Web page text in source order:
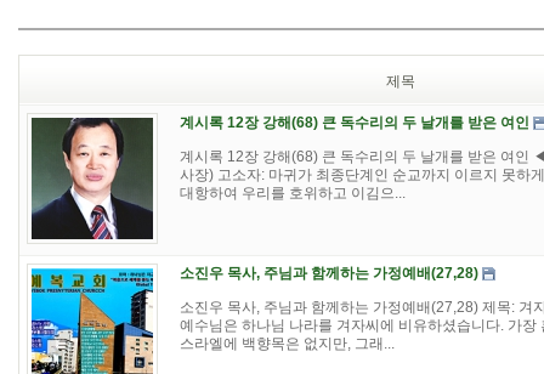
제목
계시록 12장 강해(68) 큰 독수리의 두 날개를 받은 여인
계시록 12장 강해(68) 큰 독수리의 두 날개를 받은 여인
사장) 고소자: 마귀가 최종단계인 순교까지 이르지 못하
대항하여 우리를 호위하고 이김으...
소진우 목사, 주님과 함께하는 가정예배(27,28)
소진우 목사, 주님과 함께하는 가정예배(27,28) 제목:
예수님은 하나님 나라를 겨자씨에 비유하셨습니다. 가
스라엘에 백향목은 없지만, 그래...